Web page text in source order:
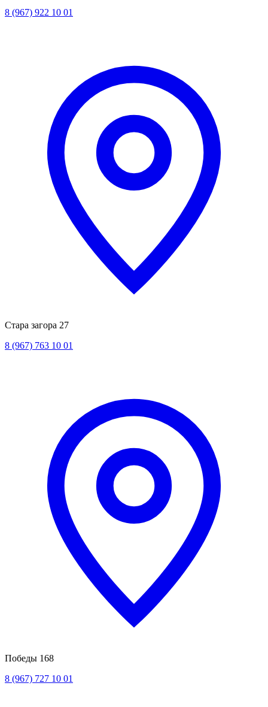
8 (967) 922 10 01
Стара загора 27
8 (967) 763 10 01
Победы 168
8 (967) 727 10 01